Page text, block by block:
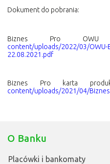
Dokument do pobrania:
Biznes Pro
content/uploads/2022/03/OWU-
22.08.2021.pdf
Biznes Pro karta
content/uploads/2021/04/
O Banku
Placówki i bankomaty